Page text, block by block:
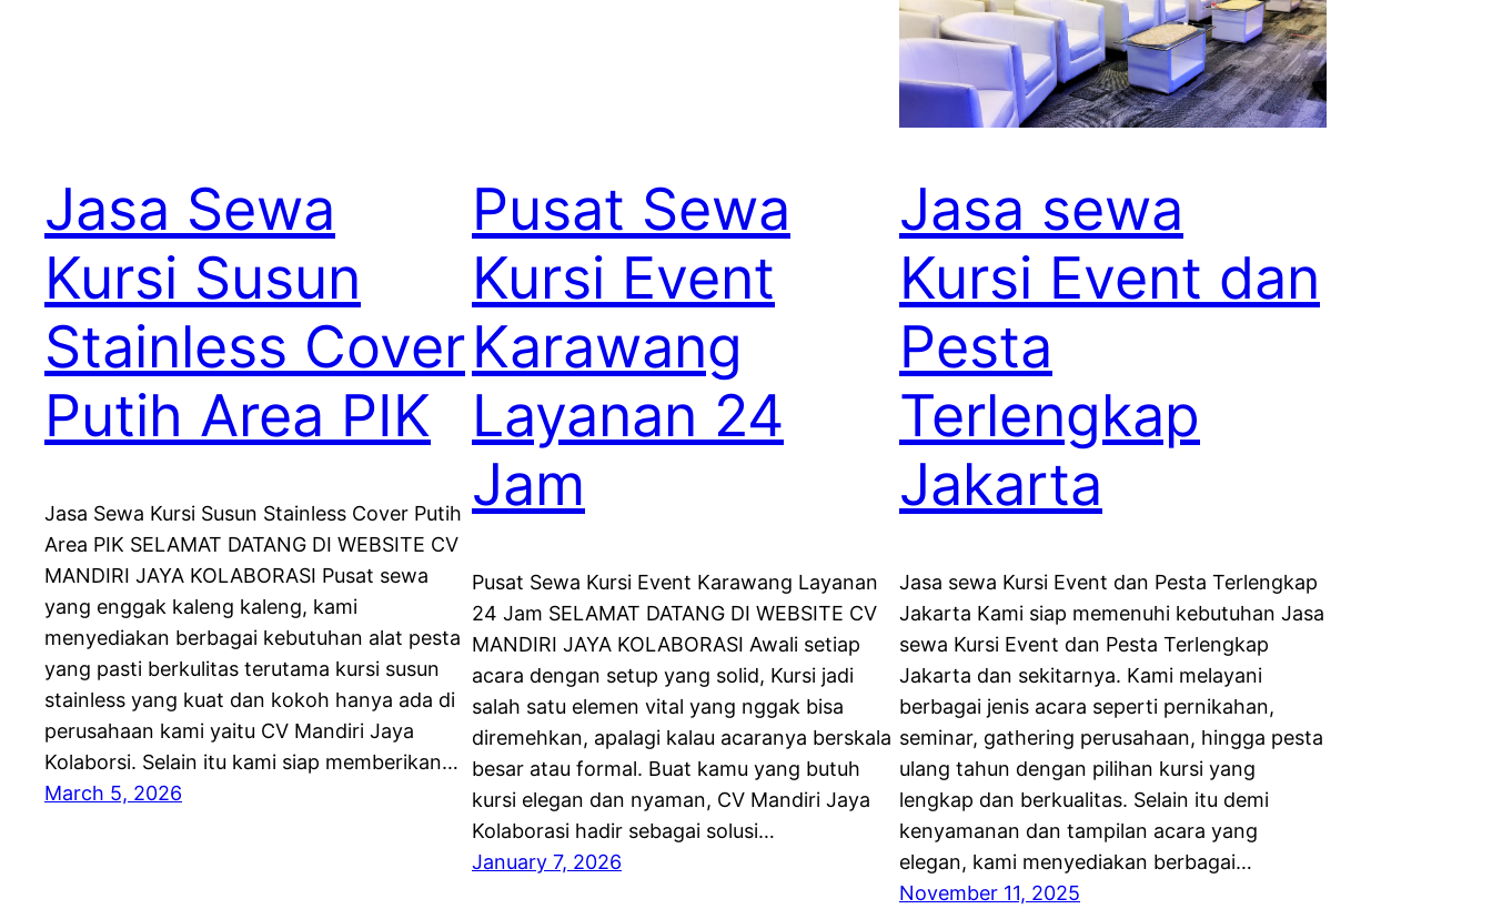
Jasa Sewa
Kursi Susun
Stainless Cover
Putih Area PIK
Jasa Sewa Kursi Susun Stainless Cover Putih
Area PIK SELAMAT DATANG DI WEBSITE CV
MANDIRI JAYA KOLABORASI Pusat sewa
yang enggak kaleng kaleng, kami
menyediakan berbagai kebutuhan alat pesta
yang pasti berkulitas terutama kursi susun
stainless yang kuat dan kokoh hanya ada di
perusahaan kami yaitu CV Mandiri Jaya
Kolaborsi. Selain itu kami siap memberikan…
March 5, 2026
Pusat Sewa
Kursi Event
Karawang
Layanan 24
Jam
Pusat Sewa Kursi Event Karawang Layanan
24 Jam SELAMAT DATANG DI WEBSITE CV
MANDIRI JAYA KOLABORASI Awali setiap
acara dengan setup yang solid, Kursi jadi
salah satu elemen vital yang nggak bisa
diremehkan, apalagi kalau acaranya berskala
besar atau formal. Buat kamu yang butuh
kursi elegan dan nyaman, CV Mandiri Jaya
Kolaborasi hadir sebagai solusi…
January 7, 2026
Jasa sewa
Kursi Event dan
Pesta
Terlengkap
Jakarta
Jasa sewa Kursi Event dan Pesta Terlengkap
Jakarta Kami siap memenuhi kebutuhan Jasa
sewa Kursi Event dan Pesta Terlengkap
Jakarta dan sekitarnya. Kami melayani
berbagai jenis acara seperti pernikahan,
seminar, gathering perusahaan, hingga pesta
ulang tahun dengan pilihan kursi yang
lengkap dan berkualitas. Selain itu demi
kenyamanan dan tampilan acara yang
elegan, kami menyediakan berbagai…
November 11, 2025